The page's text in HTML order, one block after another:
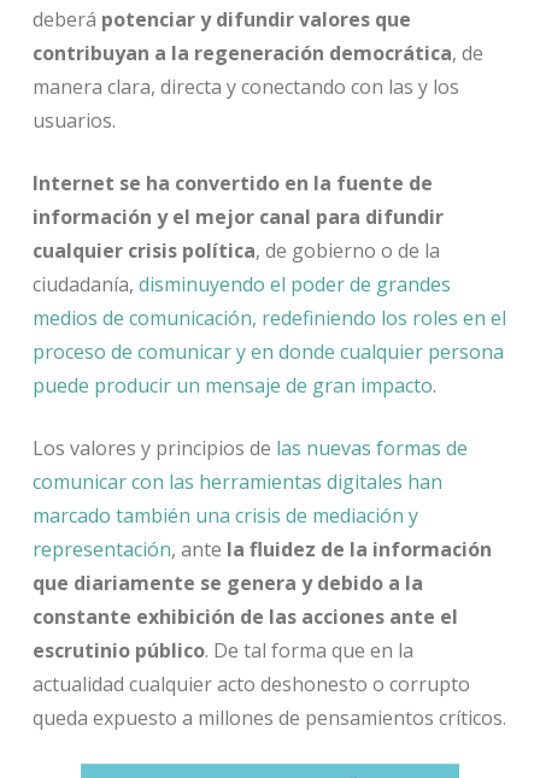
deberá potenciar y difundir valores que
contribuyan a la regeneración democrática, de
manera clara, directa y conectando con las y los
usuarios.
Internet se ha convertido en la fuente de
información y el mejor canal para difundir
cualquier crisis política, de gobierno o de la
ciudadanía, disminuyendo el poder de grandes
medios de comunicación, redefiniendo los roles en el
proceso de comunicar y en donde cualquier persona
puede producir un mensaje de gran impacto.
Los valores y principios de las nuevas formas de
comunicar con las herramientas digitales han
marcado también una crisis de mediación y
representación, ante la fluidez de la información
que diariamente se genera y debido a la
constante exhibición de las acciones ante el
escrutinio público. De tal forma que en la
actualidad cualquier acto deshonesto o corrupto
queda expuesto a millones de pensamientos críticos.